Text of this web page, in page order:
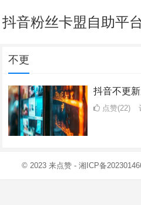
抖音粉丝卡盟自助平
不更
抖音不更
点赞(22)
© 2023 来点赞 - 湘ICP备